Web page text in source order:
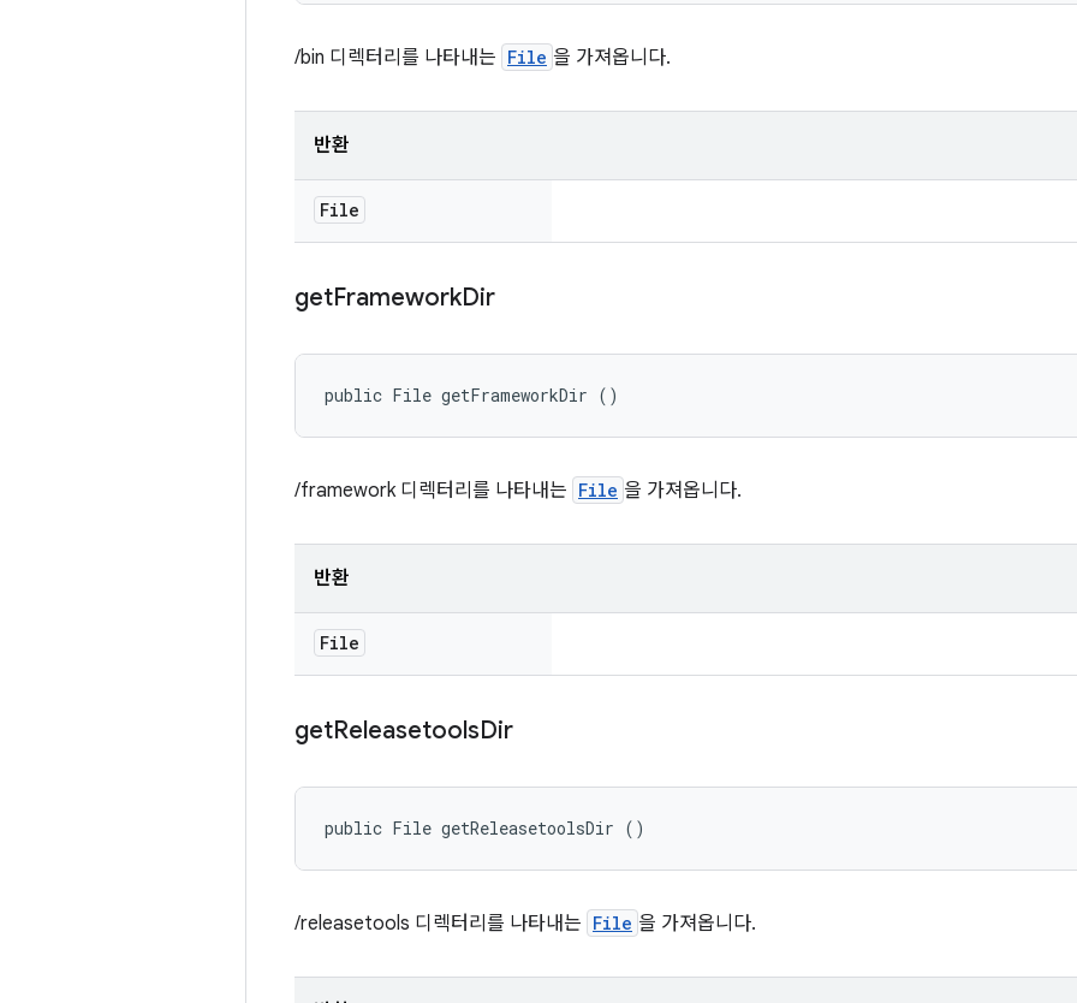
/bin 디렉터리를 나타내는 File 을 가져옵니다.
반환
File
getFrameworkDir
public File getFrameworkDir ()
/framework 디렉터리를 나타내는 File 을 가져옵니다.
반환
File
getReleasetoolsDir
public File getReleasetoolsDir ()
/releasetools 디렉터리를 나타내는 File 을 가져옵니다.